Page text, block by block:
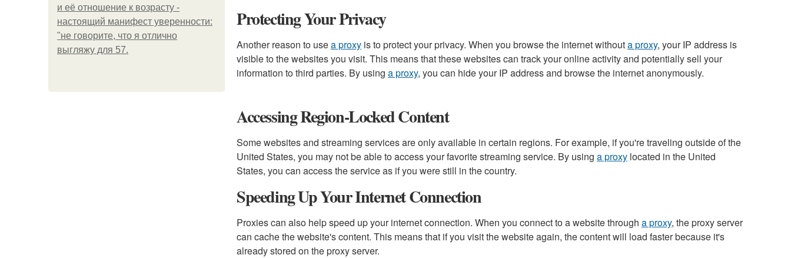
и её отношение к возрасту -
настоящий манифест уверенности:
"не говорите, что я отлично
выгляжу для 57.
Protecting Your Privacy
Another reason to usea proxy is to protect your privacy. When you browse the internet withouta proxy, your IP address is
visible to the websites you visit. This means that these websites can track your online activity and potentially sell your
information to third parties. By using a proxy, you can hide your IP address and browse the internet anonymously.
Accessing Region-Locked Content
Some websites and streaming services are only available in certain regions. For example, if you're traveling outside of the
United States, you may not be able to access your favorite streaming service. By using a proxy located in the United
States, you can access the service as if you were still in the country.
Speeding Up Your Internet Connection
Proxies can also help speed up your internet connection. When you connect to a website through a proxy, the proxy server
can cache the website's content. This means that if you visit the website again, the content will load faster because it's
already stored on the proxy server.